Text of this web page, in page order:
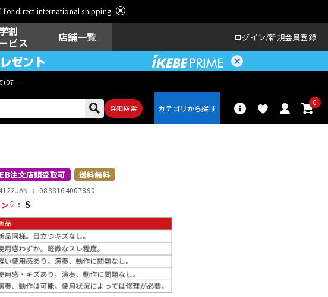
for direct international shipping.
割
ビス
店舗一覧 ログイン 新規会員登録
(07月29日
詳細検索
0
レ ドラム
器
ディン 配信/ライブ
機器
注文店頭受取可 送料無料
JAN ： 0838164007890
： S